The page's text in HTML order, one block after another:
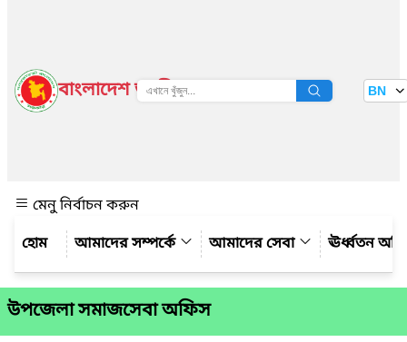
বাংলাদেশ জাতীয় তথ্য বাতায়ন BN
মেনু নির্বাচন করুন
আমাদের সম্পর্কে
আমাদের সেবা ঊর্ধ্বতন
উপজেলা সমাজসেবা অফিস